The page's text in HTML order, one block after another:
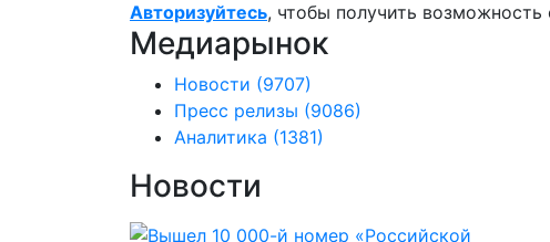
Авторизуйтесь, чтобы получить возможность
Медиарынок
Новости (9707)
Пресс релизы (9086)
Аналитика (1381)
Новости